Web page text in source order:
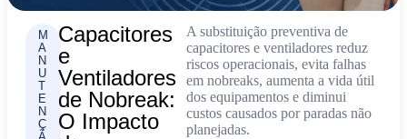
M
A
N
U
T
E
N
Ç
Capacitores
e
Ventiladores
de Nobreak:
O Impacto
A substituição preventiva de
capacitores e ventiladores reduz
riscos operacionais, evita falhas
em nobreaks, aumenta a vida útil
dos equipamentos e diminui
custos causados por paradas não
planejadas.